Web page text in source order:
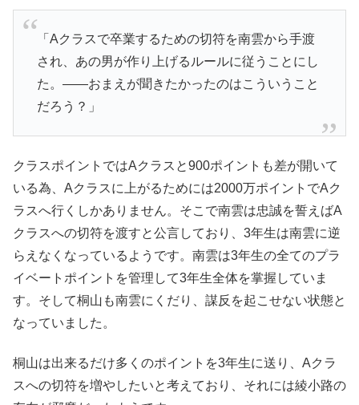
「Aクラスで卒業するための切符を南雲から手渡
され、あの男が作り上げるルールに従うことにし
た。――おまえが聞きたかったのはこういうこと
だろう？」
クラスポイントではAクラスと900ポイントも差が開いて
いる為、Aクラスに上がるためには2000万ポイントでAク
ラスへ行くしかありません。そこで南雲は忠誠を誓えばA
クラスへの切符を渡すと公言しており、3年生は南雲に逆
らえなくなっているようです。南雲は3年生の全てのプラ
イベートポイントを管理して3年生全体を掌握していま
す。そして桐山も南雲にくだり、謀反を起こせない状態と
なっていました。
桐山は出来るだけ多くのポイントを3年生に送り、Aクラ
スへの切符を増やしたいと考えており、それには綾小路の